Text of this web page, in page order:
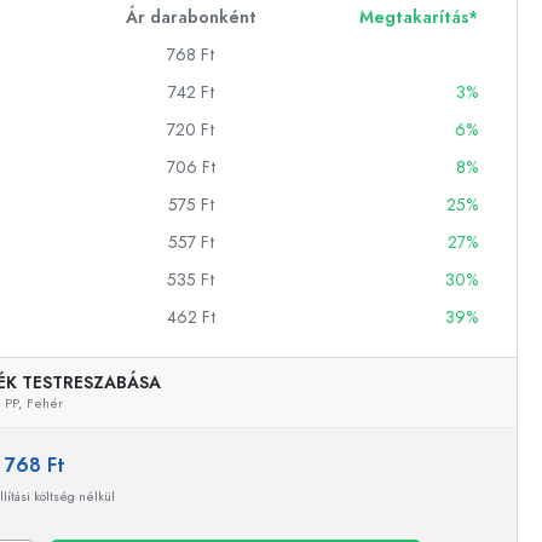
Ár darabonként
Megtakarítás*
768 Ft
742 Ft
3%
720 Ft
6%
706 Ft
8%
575 Ft
25%
557 Ft
27%
535 Ft
30%
462 Ft 39%
TESTRESZABÁSA
PP, Fehér
768 Ft
költség nélkül